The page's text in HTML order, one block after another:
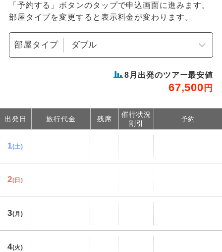
「予約する」ボタンのタップで申込画面に進みます。
部屋タイプを変更すると表示料金が変わります。
部屋タイプ
8 月出発のツアー最安値
67,500 円
出発日 旅行代金 残席
催行状況
割引
予約
1(土)
2(日)
3(月)
4(火)